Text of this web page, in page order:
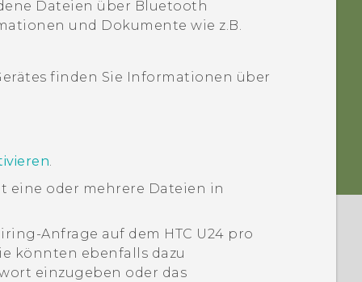
Dateien über Bluetooth
und Dokumente wie z.B.
finden Sie Informationen über
.
eine oder mehrere Dateien in
Anfrage auf dem HTC U24 pro
könnten ebenfalls dazu
einzugeben oder das